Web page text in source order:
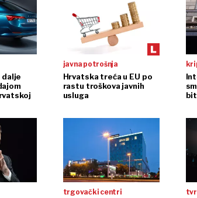
dalje
javna potrošnja
Hrvatska treća u EU po
rastu troškova javnih
usluga
trgovački centri